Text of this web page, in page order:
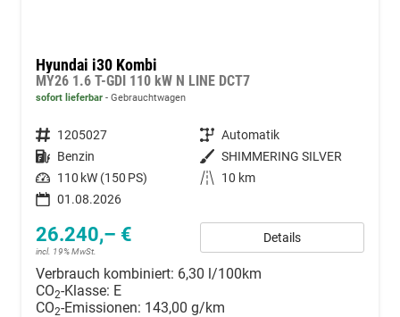
Hyundai i30 Kombi
MY26 1.6 T-GDI 110 kW N LINE DCT7
sofort lieferbar Gebrauchtwagen
Fahrzeugnummer 1205027 Getriebe Automatik
Kraftstoff Benzin Außenfarbe SHIMMERING SILVER
Leistung 110 kW (150 PS) Kilometerstand
10 km
01.08.2026
26.240,– €
incl. 19% MwSt.
Details
Verbrauch kombiniert: 6,30 l/100km
CO2-Klasse: E
CO2-Emissionen: 143,00 g/km